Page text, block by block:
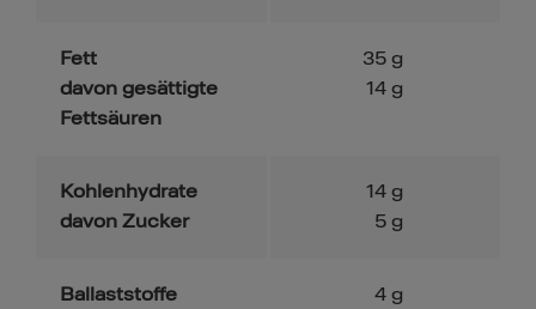
Fett
davon gesättigte
Fettsäuren
35 g
14 g
Kohlenhydrate
davon Zucker
14 g
5 g
Ballaststoffe 4 g